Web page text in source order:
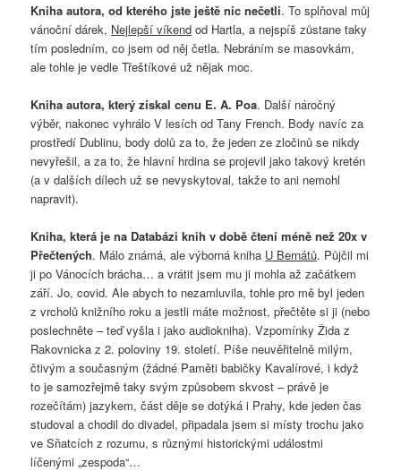
Kniha autora, od kterého jste ještě nic nečetli. To splňoval můj
vánoční dárek, Nejlepší víkend od Hartla, a nejspíš zůstane taky
tím posledním, co jsem od něj četla. Nebráním se masovkám,
ale tohle je vedle Třeštíkové už nějak moc.
Kniha autora, který získal cenu E. A. Poa. Další náročný
výběr, nakonec vyhrálo V lesích od Tany French. Body navíc za
prostředí Dublinu, body dolů za to, že jeden ze zločinů se nikdy
nevyřešil, a za to, že hlavní hrdina se projevil jako takový kretén
(a v dalších dílech už se nevyskytoval, takže to ani nemohl
napravit).
Kniha, která je na Databázi knih v době čtení méně než 20x v
Přečtených. Málo známá, ale výborná kniha U Bernátů. Půjčil mi
ji po Vánocích brácha… a vrátit jsem mu ji mohla až začátkem
září. Jo, covid. Ale abych to nezamluvila, tohle pro mě byl jeden
z vrcholů knižního roku a jestli máte možnost, přečtěte si ji (nebo
poslechněte – teď vyšla i jako audiokniha). Vzpomínky Žida z
Rakovnicka z 2. poloviny 19. století. Píše neuvěřitelně milým,
čtivým a současným (žádné Paměti babičky Kavalírové, i když
to je samozřejmě taky svým způsobem skvost – právě je
rozečítám) jazykem, část děje se dotýká i Prahy, kde jeden čas
studoval a chodil do divadel, připadala jsem si místy trochu jako
ve Sňatcích z rozumu, s různými historickými událostmi
líčenými „zespoda“…